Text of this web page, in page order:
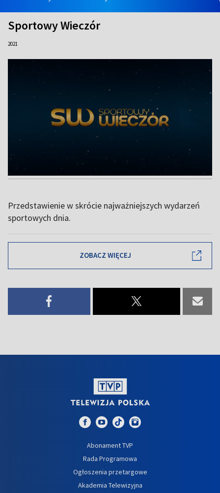
Sportowy Wieczór
2021
Przedstawienie w skrócie najważniejszych wydarzeń
sportowych dnia.
ZOBACZ WIĘCEJ
Abonament TVP
Rada Programowa
Ogłoszenia przetargowe
Akademia Telewizyjna